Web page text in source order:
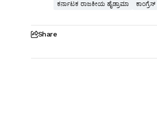
ಕರ್ನಾಟಕ ರಾಜಕೀಯ ಹೈಡ್ರಾಮಾ
Share